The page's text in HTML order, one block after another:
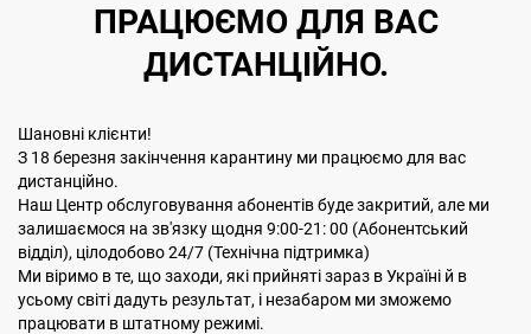
ПРАЦЮЄМО ДЛЯ ВАС
ДИСТАНЦІЙНО.
Шановні клієнти!
З 18 березня закінчення карантину ми працюємо для вас
дистанційно.
Наш Центр обслуговування абонентів буде закритий, але ми
залишаємося на зв'язку щодня 9:00-21: 00 (Абонентський
відділ), цілодобово 24/7 (Технічна підтримка)
Ми віримо в те, що заходи, які прийняті зараз в Україні й в
усьому світі дадуть результат, і незабаром ми зможемо
працювати в штатному режимі.